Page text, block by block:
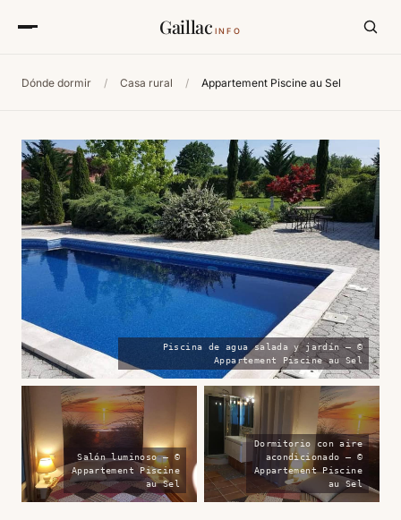
Gaillac INFO
Dónde dormir / Casa rural / Appartement Piscine au Sel
Piscina de agua salada y jardín — ©
Appartement Piscine au Sel
Salón luminoso — ©
Appartement Piscine
au Sel
Dormitorio con aire
acondicionado — ©
Appartement Piscine
au Sel